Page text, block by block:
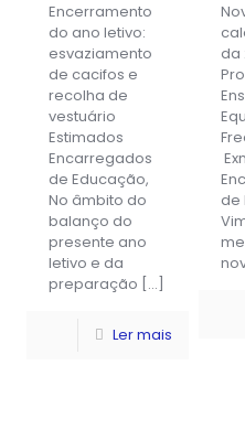
Encerramento
do ano letivo:
esvaziamento
de cacifos e
recolha de
vestuário
Estimados
Encarregados
de Educação,
No âmbito do
balanço do
presente ano
letivo e da
preparação […]
Ler mais
da
de